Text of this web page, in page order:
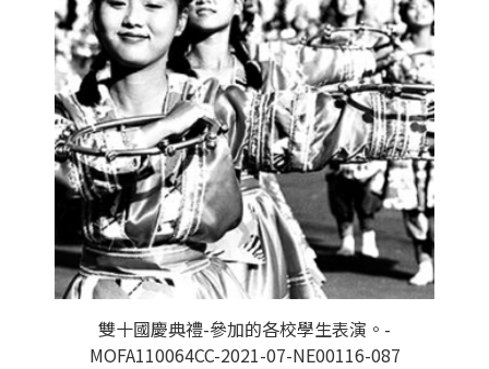
雙十國慶典禮-參加的各校學生表演。-
MOFA110064CC-2021-07-NE00116-087